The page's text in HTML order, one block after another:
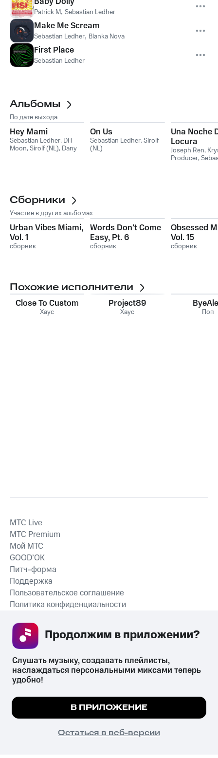
Patrick M, Sebastian Ledher
Make Me Scream
Sebastian Ledher, Blanka Nova
First Place
Sebastian Ledher
Альбомы
По дате выхода
Hey Mami
Sebastian Ledher, DH
Moon,Sirolf (NL), Dany
On Us
Sebastian Ledher,Sirolf
(NL)
Una Noche
Locura
Joseph Ren,
Producer,
Сборники
Участие в других альбомах
Urban Vibes Miami,
Vol. 1
сборник
Words Don't Come
Easy, Pt. 6
сборник
Obsessed
Vol. 15
сборник
Похожие исполнители
Close To Custom
Хаус
Project89
Хаус Поп
СКАЧАТЬ ПРИЛОЖЕНИЕ
MTС Live
MTС Premium
Мой МТС
GOOD’OK
Питч-форма
Поддержка
Пользовательское соглашение
Политика конфиденциальности
психотропных веществ, их аналогов причиняет вред здоровью,
их незаконный оборот запрещён и влечёт установленную
законодательством ответственность.
© 2026 ООО «КИОН».
Все права защищены
Мы используем куки, чтобы на сайте все
Подробнее
ПОНЯТНО
Слушать музыку, создавать плейлисты,
наслаждаться персональными миксами теперь
удобно!
В ПРИЛОЖЕНИЕ
Остаться в веб-версии